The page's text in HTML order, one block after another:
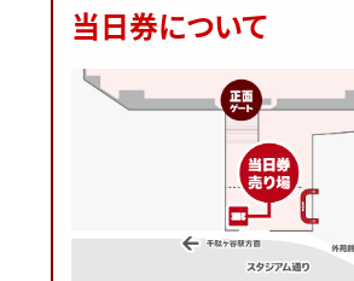
当日券について